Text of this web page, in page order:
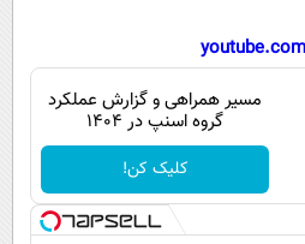
تصویری سلاح
سیاست
سرگرمی
فناوری
گوناگون
ها و دیدنی ها
داستان کوتاه
پیامک
روانشناسی
آشپزی
آموزش زبان
مسیر همراهی و گزارش عملکرد
گروه اسنپ در ۱۴۰۴
کلیک کن!